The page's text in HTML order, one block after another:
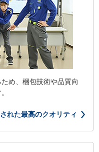
め、梱包技術や品質向
れた最高のクオリティ